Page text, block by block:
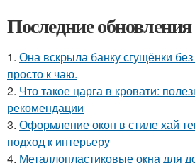
Последние обновления
1. Она вскрыла банку сгущёнки
просто к чаю.
2. Что такое царга в кровати:
рекомендации
3. Оформление окон в стиле хай
подход к интерьеру
4. Металлопластиковые окна для